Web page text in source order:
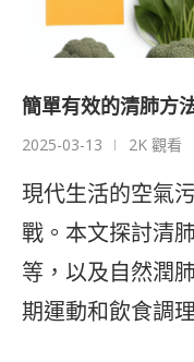
簡單有效的清肺方
2025-03-13 2K 觀看
現代生活的空氣
戰。本文探討清
等，以及自然潤
期運動和飲食調